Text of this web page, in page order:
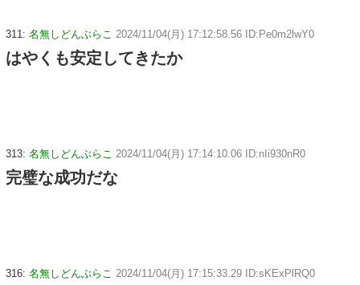
311: 名無しどんぶらこ 2024/11/04(月) 17:12:58.56 ID:Pe0m2lwY0
はやくも安定してきたか
313: 名無しどんぶらこ 2024/11/04(月) 17:14:10.06 ID:nIi930nR0
完璧な成功だな
316: 名無しどんぶらこ 2024/11/04(月) 17:15:33.29 ID:sKExPlRQ0